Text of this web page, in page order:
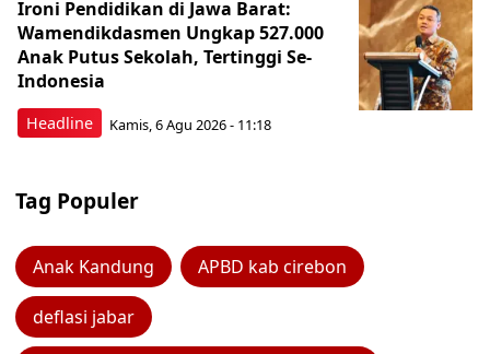
Headline
Ironi Pendidikan di Jawa Barat:
Wamendikdasmen Ungkap 527.000
Anak Putus Sekolah, Tertinggi Se-
Indonesia
Kamis, 6 Agu 2026 - 11:18
Tag Populer
Anak Kandung APBD kab cirebon
deflasi jabar